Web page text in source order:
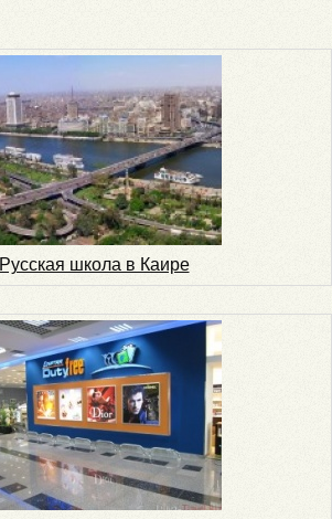
Русская школа в Каире